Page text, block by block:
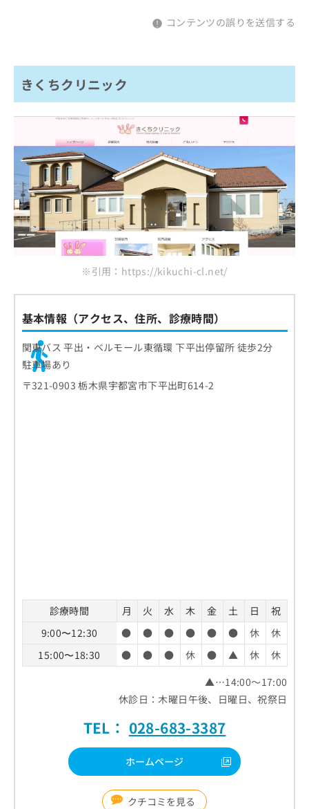
コンテンツの誤りを送信する
きくちクリニック
※引用：https://kikuchi-cl.net/
基本情報（アクセス、住所、診療時間）
関東バス 平出・ベルモール東循環 下平出停留所 徒歩2分
駐車場あり
〒321-0903 栃木県宇都宮市下平出町614-2
診療時間 月 火 水 木 金 土 日
祝
9:00〜12:30
● ● ● ● ● ● 休
休
15:00〜18:30
● ● ● 休 ● ▲ 休
休
▲…14:00～17:00
休診日：木曜日午後、日曜日、祝祭日
TEL： 028-683-3387
ホームページ
クチコミを見る